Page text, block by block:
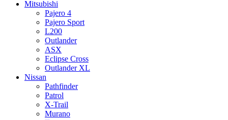
Mitsubishi
Pajero 4
Pajero Sport
L200
Outlander
ASX
Eclipse Cross
Outlander XL
Nissan
Pathfinder
Patrol
X-Trail
Murano